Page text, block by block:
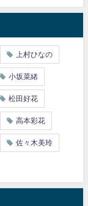
上村ひなの
小坂菜緒
松田好花
高本彩花
佐々木美玲